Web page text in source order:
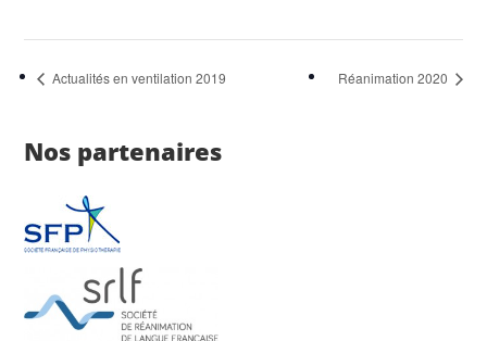
Actualités en ventilation 2019 Réanimation 2020
Nos partenaires